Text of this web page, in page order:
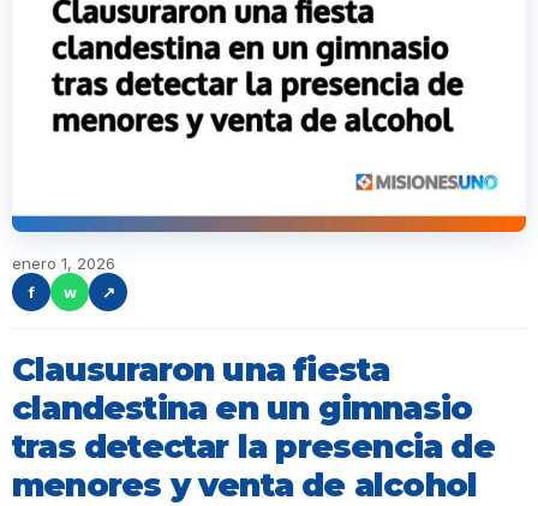
enero 1, 2026
f
w ↗
Clausuraron una fiesta
clandestina en un gimnasio
tras detectar la presencia de
menores y venta de alcohol